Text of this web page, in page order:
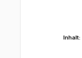
Inhalt: